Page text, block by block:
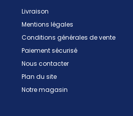
Livraison
Mentions légales
Conditions générales de vente
Paiement sécurisé
Nous contacter
Plan du site
Notre magasin